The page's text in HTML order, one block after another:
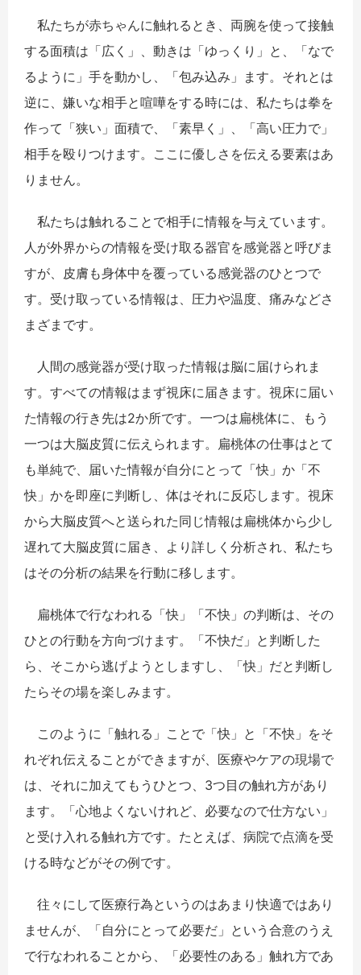
私たちが赤ちゃんに触れるとき、両腕を使って接触
する面積は「広く」、動きは「ゆっくり」と、「なで
るように」手を動かし、「包み込み」ます。それとは
逆に、嫌いな相手と喧嘩をする時には、私たちは拳を
作って「狭い」面積で、「素早く」、「高い圧力で」
相手を殴りつけます。ここに優しさを伝える要素はあ
りません。
私たちは触れることで相手に情報を与えています。
人が外界からの情報を受け取る器官を感覚器と呼びま
すが、皮膚も身体中を覆っている感覚器のひとつで
す。受け取っている情報は、圧力や温度、痛みなどさ
まざまです。
人間の感覚器が受け取った情報は脳に届けられま
す。すべての情報はまず視床に届きます。視床に届い
た情報の行き先は2か所です。一つは扁桃体に、もう
一つは大脳皮質に伝えられます。扁桃体の仕事はとて
も単純で、届いた情報が自分にとって「快」か「不
快」かを即座に判断し、体はそれに反応します。視床
から大脳皮質へと送られた同じ情報は扁桃体から少し
遅れて大脳皮質に届き、より詳しく分析され、私たち
はその分析の結果を行動に移します。
扁桃体で行なわれる「快」「不快」の判断は、その
ひとの行動を方向づけます。「不快だ」と判断した
ら、そこから逃げようとしますし、「快」だと判断し
たらその場を楽しみます。
このように「触れる」ことで「快」と「不快」をそ
れぞれ伝えることができますが、医療やケアの現場で
は、それに加えてもうひとつ、3つ目の触れ方があり
ます。「心地よくないけれど、必要なので仕方ない」
と受け入れる触れ方です。たとえば、病院で点滴を受
ける時などがその例です。
往々にして医療行為というのはあまり快適ではあり
ませんが、「自分にとって必要だ」という合意のうえ
で行なわれることから、「必要性のある」触れ方であ